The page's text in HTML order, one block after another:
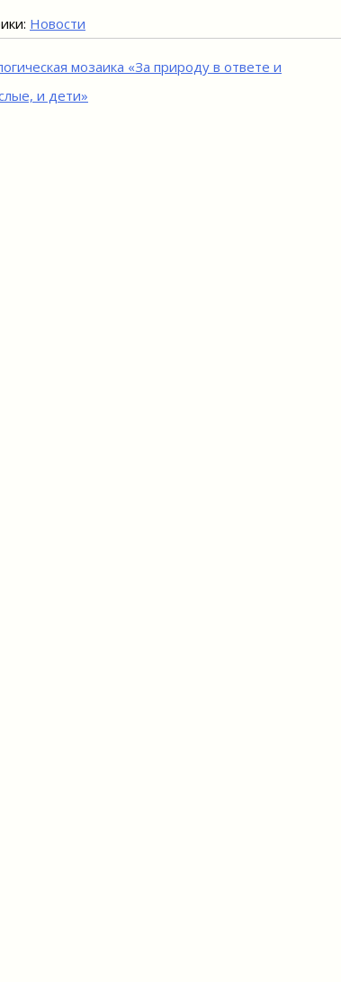
Новости
мозаика «За природу в ответе и
и дети»